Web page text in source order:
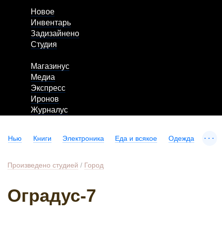
Новое
Инвентарь
Задизайнено
Студия
Магазинус
Медиа
Экспресс
Иронов
Журналус
Нью Книги Электроника Еда и всякое Одежда ...
Произведено студией / Город
Оградус-7